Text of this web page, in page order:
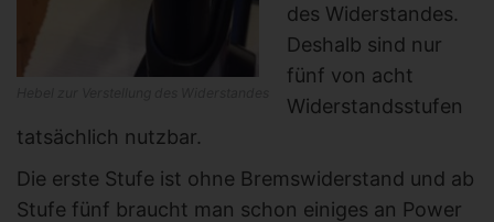
des Widerstandes.
Deshalb sind nur
fünf von acht
Widerstandsstufen
tatsächlich nutzbar.
Die erste Stufe ist ohne Bremswiderstand und ab
Stufe fünf braucht man schon einiges an Power